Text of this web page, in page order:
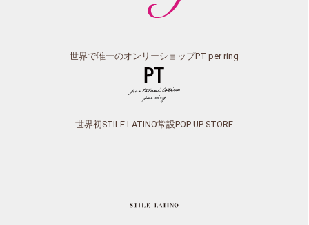
世界で唯一のオンリーショップPT per ring
世界初STILE LATINO常設POP UP STORE